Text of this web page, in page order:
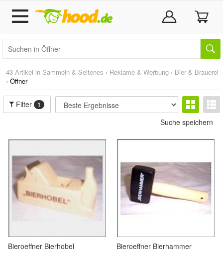
43 Artikel in Sammeln & Seltenes › Reklame & Werbung › Bier & Brauerei
› Öffner
Filter 1
Suche speichern
Bieroeffner Bierhobel Bieroeffner Bierhammer